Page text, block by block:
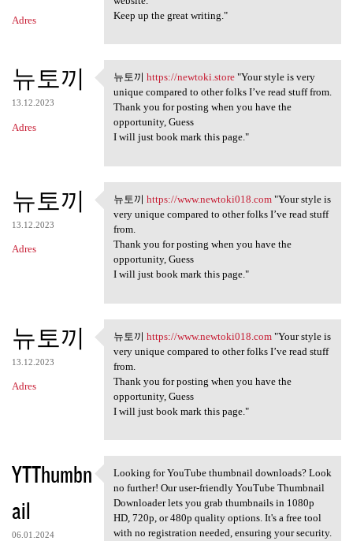
Adres
Keep up the great writing."
뉴토끼
13.12.2023
Adres
뉴토끼 https://newtoki.store
뉴토끼 https://newtoki.store"Your style is very
unique compared to other folks I’ve read stuff from.
Thank you for posting when you have the
opportunity, Guess
I will just book mark this page."
뉴토끼
13.12.2023
Adres
뉴토끼 https://www.newtoki018
뉴토끼 https://www.newtoki018.com"Your style is
very unique compared to other folks I’ve read stuff
from.
Thank you for posting when you have the
opportunity, Guess
I will just book mark this page."
뉴토끼
13.12.2023
Adres
뉴토끼 https://www.newtoki018
뉴토끼 https://www.newtoki018.com"Your style is
very unique compared to other folks I’ve read stuff
from.
Thank you for posting when you have the
opportunity, Guess
I will just book mark this page."
YTThumbn
ail
06.01.2024
Looking for YouTube thumbnail
Looking for YouTube thumbnail downloads? Look
no further! Our user-friendly YouTube Thumbnail
Downloader lets you grab thumbnails in 1080p
HD, 720p, or 480p quality options. It's a free tool
with no registration needed, ensuring your security.